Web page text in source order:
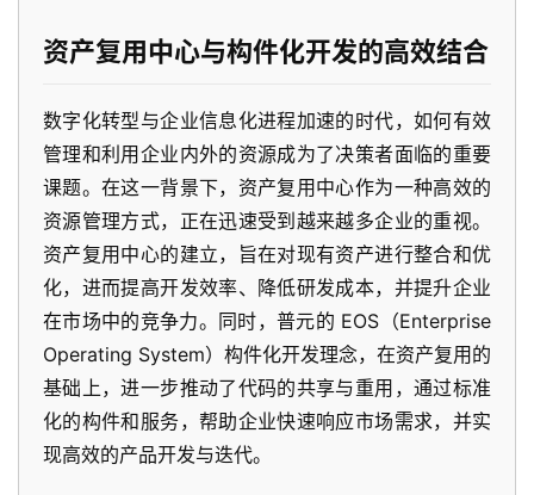
资产复用中心与构件化开发的高效结合
数字化转型与企业信息化进程加速的时代，如何有效
管理和利用企业内外的资源成为了决策者面临的重要
课题。在这一背景下，资产复用中心作为一种高效的
资源管理方式，正在迅速受到越来越多企业的重视。
资产复用中心的建立，旨在对现有资产进行整合和优
化，进而提高开发效率、降低研发成本，并提升企业
在市场中的竞争力。同时，普元的 EOS（Enterprise
Operating System）构件化开发理念，在资产复用的
基础上，进一步推动了代码的共享与重用，通过标准
化的构件和服务，帮助企业快速响应市场需求，并实
现高效的产品开发与迭代。